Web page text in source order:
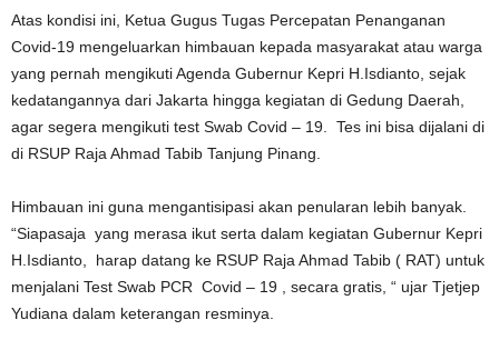
Atas kondisi ini, Ketua Gugus Tugas Percepatan Penanganan
Covid-19 mengeluarkan himbauan kepada masyarakat atau warga
yang pernah mengikuti Agenda Gubernur Kepri H.Isdianto, sejak
kedatangannya dari Jakarta hingga kegiatan di Gedung Daerah,
agar segera mengikuti test Swab Covid – 19.
Tes ini bisa dijalani di
di RSUP Raja Ahmad Tabib Tanjung Pinang.
Himbauan ini guna mengantisipasi akan penularan lebih banyak.
“Siapasaja yang merasa ikut serta dalam kegiatan Gubernur Kepri
H.Isdianto,
harap datang ke RSUP Raja Ahmad Tabib ( RAT) untuk
menjalani Test Swab PCR Covid – 19 , secara gratis, “ ujar Tjetjep
Yudiana dalam keterangan resminya.